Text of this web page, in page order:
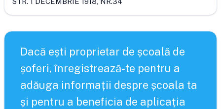
Dacă ești proprietar de școală de
șoferi, înregistrează-te pentru a
adăuga informații despre școala ta
și pentru a beneficia de aplicația